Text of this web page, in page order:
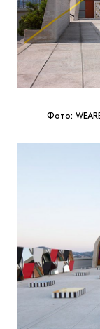
Фото: